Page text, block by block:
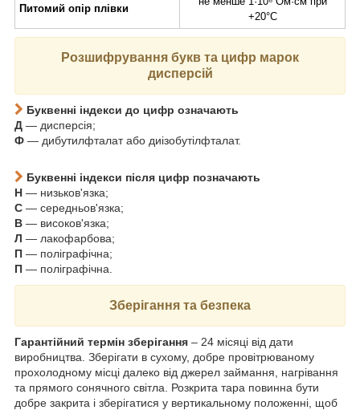
Питомий опір плівки
+20°C
Розшифрування букв та цифр марок
дисперсій
Буквенні індекси до цифр означають
Д — дисперсія;
Ф — дибутилфталат або диізобутілфталат.
Буквенні індекси після цифр позначають
Н — низьков'язка;
С — середньов'язка;
В — високов'язка;
Л — лакофарбова;
П — поліграфічна;
П — поліграфічна.
Зберігання та безпека
Гарантійний термін зберігання – 24 місяці від дати
виробництва. Зберігати в сухому, добре провітрюваному
прохолодному місці далеко від джерел займання, нагрівання
та прямого сонячного світла. Розкрита тара повинна бути
добре закрита і зберігатися у вертикальному положенні, щоб